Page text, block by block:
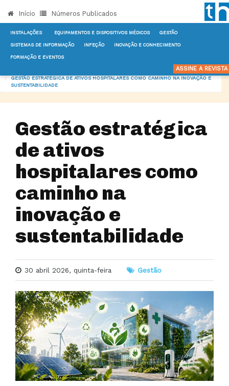
Início Números Publicados
INSTALAÇÕES EQUIPAMENTOS E DISPOSITIVOS MÉDICOS GESTÃO
SISTEMAS DE INFORMAÇÃO INFEÇÃO INOVAÇÃO E CONHECIMENTO
FORMAÇÃO E EVENTOS
ASSINE A REVISTA
GESTÃO ESTRATÉGICA DE ATIVOS HOSPITALARES COMO CAMINHO NA INOVAÇÃO E
SUSTENTABILIDADE
Gestão estratégica
de ativos
hospitalares como
caminho na
inovação e
sustentabilidade
30 abril 2026, quinta-feira Gestão